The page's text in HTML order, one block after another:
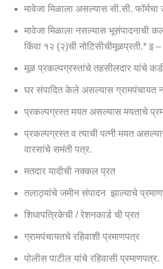
मावेजा मिळाला असल्यास सी.सी. फॉर्मचा
मावेजा मिळाला नसल्यास
किंवा १२ (२)ची नोटिसीचीमूळप्रती.* इ
मूळ प्रकल्पग्रस्तांचे तहसीलदार यांचे
घर संपादित केले असल्यास ग्रामपंचायत
प्रकल्पग्रस्त मयत असल्यास मयताचे
प्रकल्पग्रस्त व त्याची पत्नी मयत
वारसांचे समंती पत्र.
मतदार यादीची नक्कल प्रत
तलाठ्यांचे जमीन संपादन झाल्याचे
शिधापत्रिकेची / रेशनकार्ड ची प्रत
ग्रामपंचायतचे रहिवाशी प्रमाणपत्र
पोलीस पाटील यांचे रहिवासी प्रमाणपत्र.